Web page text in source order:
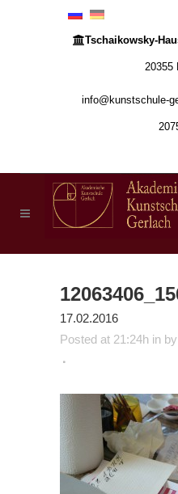
Tschaikowsky-
20355
info@kunstschule-
17.02.2016
Posted at 21:24h in by